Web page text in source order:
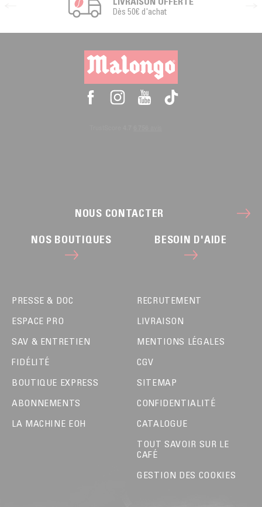
Dès 50€ d'achat
NOUS CONTACTER
NOS BOUTIQUES BESOIN D'AIDE
PRESSE & DOC
ESPACE PRO
SAV & ENTRETIEN
FIDÉLITÉ
BOUTIQUE EXPRESS
ABONNEMENTS
LA MACHINE EOH
RECRUTEMENT
LIVRAISON
MENTIONS LÉGALES
CGV
SITEMAP
CONFIDENTIALITÉ
CATALOGUE
TOUT SAVOIR SUR LE
CAFÉ
GESTION DES COOKIES